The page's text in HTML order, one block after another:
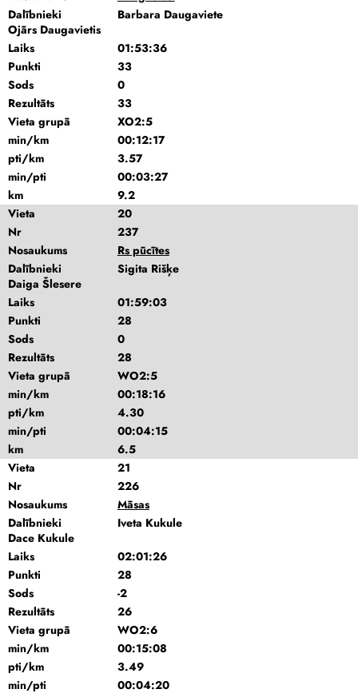
Dalībnieki
Barbara Daugaviete
Ojārs Daugavietis
Laiks
01:53:36
Punkti
33
Sods
0
Rezultāts
33
Vieta grupā
XO2:5
min/km
00:12:17
pti/km
3.57
min/pti
00:03:27
km
9.2
Vieta
20
Nr
237
Nosaukums
Rs pūcītes
Dalībnieki
Sigita Rišķe
Daiga Šlesere
Laiks
01:59:03
Punkti
28
Sods
0
Rezultāts
28
Vieta grupā
WO2:5
min/km
00:18:16
pti/km
4.30
min/pti
00:04:15
km
6.5
Vieta
21
Nr
226
Nosaukums
Māsas
Dalībnieki
Iveta Kukule
Dace Kukule
Laiks
02:01:26
Punkti
28
Sods
-2
Rezultāts
26
Vieta grupā
WO2:6
min/km
00:15:08
pti/km
3.49
min/pti
00:04:20